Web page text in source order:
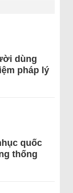
dùng
pháp lý
quốc
thống